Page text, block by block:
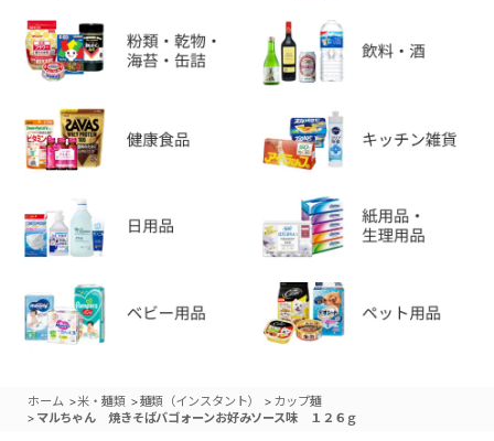
ホーム >米・麺類 >麺類（インスタント） > カップ麺
> マルちゃん 焼きそばバゴォーンお好みソース味 １２６ｇ